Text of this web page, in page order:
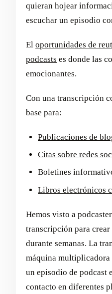
quieran hojear
escuchar un episodio
El oportunidades de
podcasts es donde las
emocionantes.
Con una transcripción
base para:
Publicaciones de
Citas sobre redes
Boletines
Libros electrónicos
Hemos visto a
transcripción para
durante semanas. La
máquina multiplicadora
un episodio de podcast
contacto en diferentes